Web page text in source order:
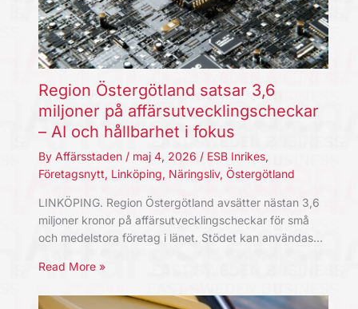
Region Östergötland satsar 3,6
miljoner på affärsutvecklingscheckar
– AI och hållbarhet i fokus
By Affärsstaden / maj 4, 2026 / ESB Inrikes,
Företagsnytt, Linköping, Näringsliv, Östergötland
LINKÖPING. Region Östergötland avsätter nästan 3,6
miljoner kronor på affärsutvecklingscheckar för små
och medelstora företag i länet. Stödet kan användas…
Read More »